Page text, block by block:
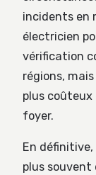
incidents en
électricien
vérification
régions,
plus
foyer.
En
plus souvent